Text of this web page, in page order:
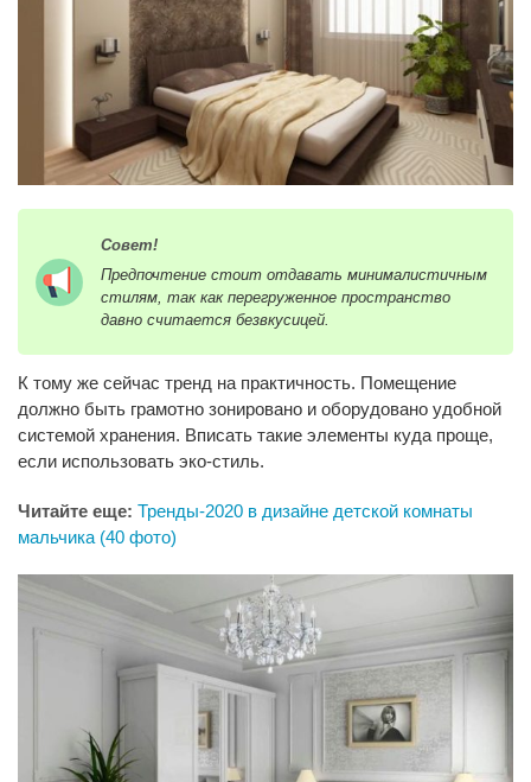
Совет!
Предпочтение стоит отдавать минималистичным
стилям, так как перегруженное пространство
давно считается безвкусицей.
К тому же сейчас тренд на практичность. Помещение
должно быть грамотно зонировано и оборудовано удобной
системой хранения. Вписать такие элементы куда проще,
если использовать эко-стиль.
Читайте еще: Тренды-2020 в дизайне детской комнаты
мальчика (40 фото)